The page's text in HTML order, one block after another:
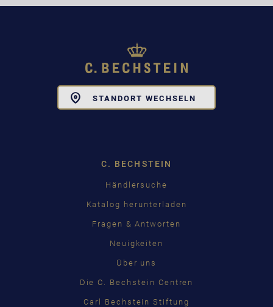
STANDORT WECHSELN
C. BECHSTEIN
Händlersuche
Katalog herunterladen
Fragen & Antworten
Neuigkeiten
Über uns
Die C. Bechstein Centren
Carl Bechstein Stiftung